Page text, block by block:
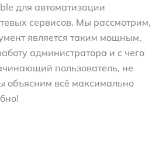
для автоматизации
сервисов. Мы рассмотрим,
является таким мощным,
администратора и с чего
пользователь, не
объясним всё максимально